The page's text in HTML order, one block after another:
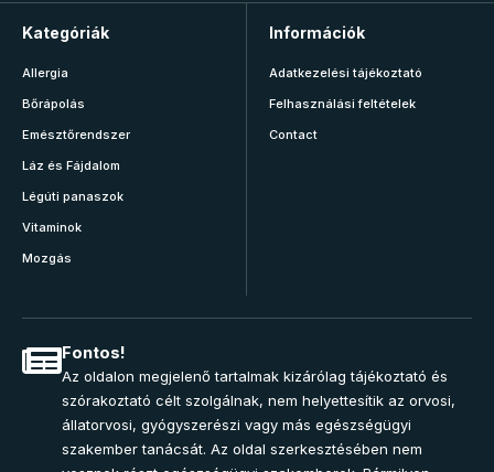
Kategóriák
Allergia
Bőrápolás
Emésztőrendszer
Láz és Fájdalom
Légúti panaszok
Vitaminok
Mozgás
Információk
Adatkezelési tájékoztató
Felhasználási feltételek
Contact
Fontos!
Az oldalon megjelenő tartalmak kizárólag tájékoztató és
szórakoztató célt szolgálnak, nem helyettesítik az orvosi,
állatorvosi, gyógyszerészi vagy más egészségügyi
szakember tanácsát. Az oldal szerkesztésében nem